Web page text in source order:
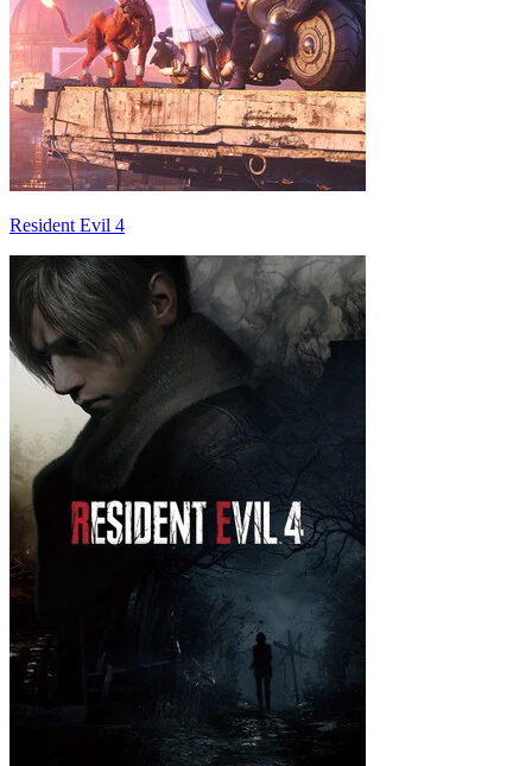
Resident Evil 4